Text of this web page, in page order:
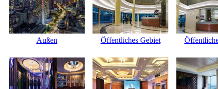
Außen Öffentliches Gebiet